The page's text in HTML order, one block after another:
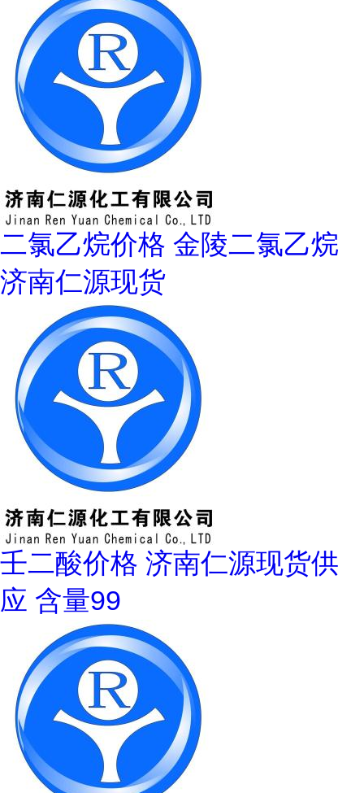
二氯乙烷价格 金陵二氯乙烷
济南仁源现货
壬二酸价格 济南仁源现货供
应 含量99